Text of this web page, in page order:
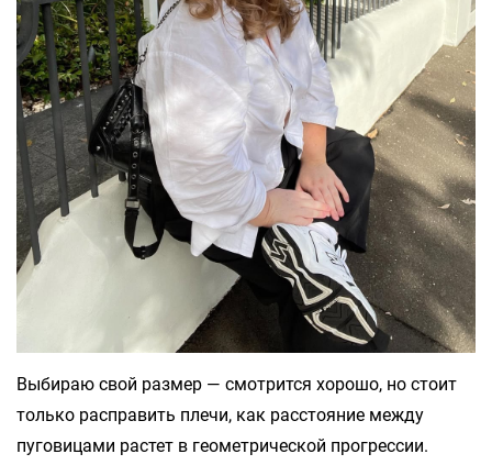
Выбираю свой размер — смотрится хорошо, но стоит
только расправить плечи, как расстояние между
пуговицами растет в геометрической прогрессии.